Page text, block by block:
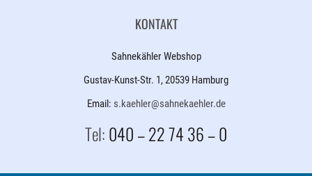
KONTAKT
Sahnekähler Webshop
Gustav-Kunst-Str. 1, 20539 Hamburg
Email: s.kaehler@sahnekaehler.de
Tel:040 – 22 74 36 – 0